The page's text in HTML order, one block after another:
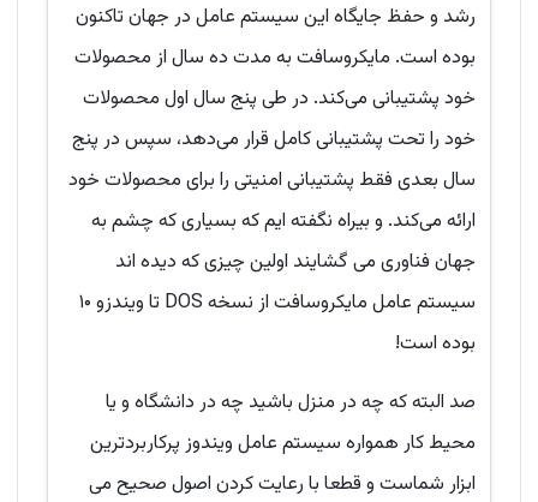
رشد و حفظ جایگاه این سیستم عامل در جهان تاکنون
بوده است. مایکروسافت به مدت ده سال از محصولات
خود پشتیبانی می‌کند. در طی پنج سال اول محصولات
خود را تحت پشتیبانی کامل قرار می‌دهد، سپس در پنج
سال بعدی فقط پشتیبانی امنیتی را برای محصولات خود
ارائه می‌کند. و بیراه نگفته ایم که بسیاری که چشم به
جهان فناوری می گشایند اولین چیزی که دیده اند
سیستم عامل مایکروسافت از نسخه DOS تا ویندزو ۱۰
بوده است!
صد البته که چه در منزل باشید چه در دانشگاه و یا
محیط کار همواره سیستم عامل ویندوز پرکاربردترین
ابزار شماست و قطعا با رعایت کردن اصول صحیح می